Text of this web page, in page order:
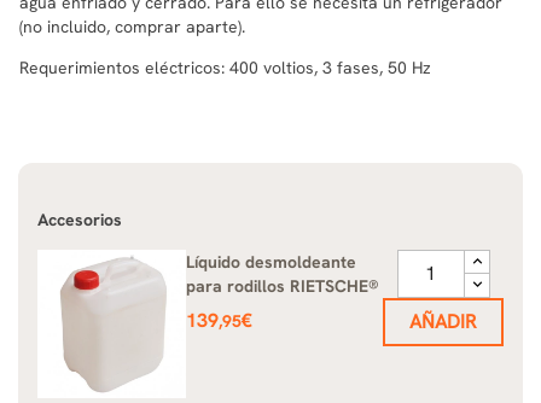
(no incluido, comprar aparte).
Requerimientos eléctricos: 400 voltios, 3 fases, 50 Hz
Accesorios
Líquido desmoldeante
para rodillos RIETSCHE®
Precio
139,95€ AÑADIR